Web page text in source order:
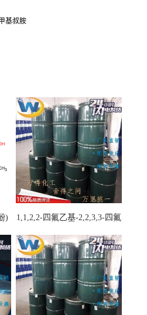
基叔胺
)
1,1,2,2-四氟乙基-2,2,3,3-四氟